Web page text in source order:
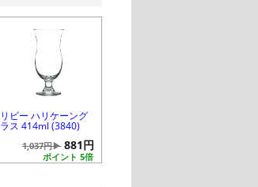
リビー ハリケーング
ラス 414ml (3840)
ポイント 5倍
1,037円▶ 881円